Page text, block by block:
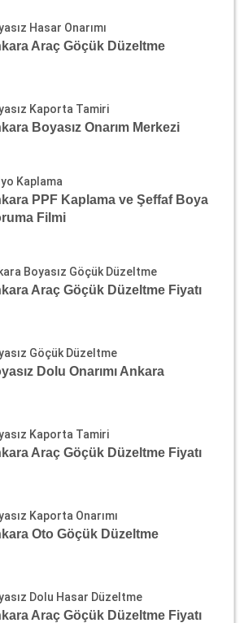
Hasar Onarımı
Araç Göçük Düzeltme
Kaporta Tamiri
Boyasız Onarım Merkezi
Kaplama
PPF Kaplama ve Şeffaf Boya
Filmi
Boyasız Göçük Düzeltme
Araç Göçük Düzeltme Fiyatı
Göçük Düzeltme
Dolu Onarımı Ankara
Kaporta Tamiri
Araç Göçük Düzeltme Fiyatı
Kaporta Onarımı
Oto Göçük Düzeltme
Dolu Hasar Düzeltme
Araç Göçük Düzeltme Fiyatı